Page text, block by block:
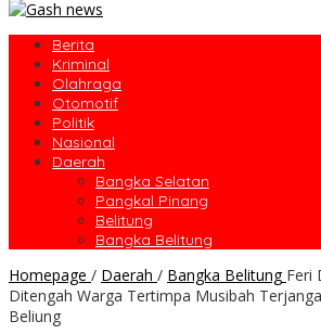
Berita
Kriminal
Olahraga
Otomotif
Politik
Nasional
Daerah
Bangka Selatan
Pangkal Pinang
Belitung
Bangka Belitung
Homepage / Daerah / Bangka Belitung Feri
Ditengah Warga Tertimpa Musibah
Beliung